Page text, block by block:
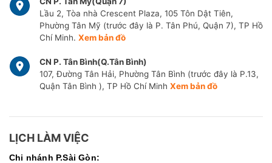
Lầu 2, Tòa nhà Crescent Plaza, 105 Tôn Dật Tiên,
Phường Tân Mỹ (trước đây là P. Tân Phú, Quận 7), TP Hồ
Chí Minh. Xem bản đồ
CN P. Tân Bình(Q.Tân Bình)
107, Đường Tân Hải, Phường Tân Bình (trước đây là P.13,
Quận Tân Bình ), TP Hồ Chí Minh Xem bản đồ
LỊCH LÀM VIỆC
Chi nhánh P.Sài Gòn: